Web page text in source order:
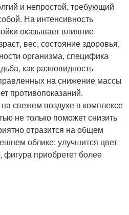
и непростой, требующий
На интенсивность
оказывает влияние
вес, состояние здоровья,
организма, специфика
как разновидность
на снижение массы
противопоказаний.
свежем воздухе в комплексе
не только поможет снизить
отразится на общем
облике: улучшится цвет
фигура приобретет более